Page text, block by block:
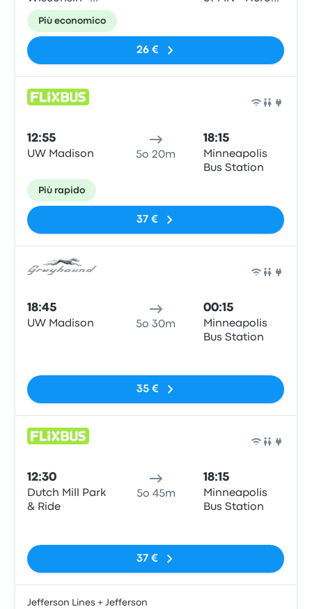
Gordon Center
Più economico
26 €
12:55
UW Madison 5o 20m
18:15
Minneapolis
Bus Station
Più rapido
37 €
18:45
UW Madison 5o 30m
00:15
Minneapolis
Bus Station
35 €
12:30
Dutch Mill Park
& Ride
5o 45m
18:15
Minneapolis
Bus Station
37 €
Jefferson Lines + Jefferson